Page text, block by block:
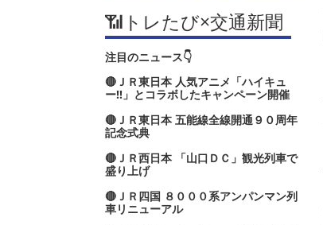
📶トレたび×交通新聞
注目のニュース👇
🔴ＪＲ東日本 人気アニメ「ハイキュ
ー‼」とコラボしたキャンペーン開催
🔴ＪＲ東日本 五能線全線開通９０周年
記念式典
🔴ＪＲ西日本 「山口ＤＣ」観光列車で
盛り上げ
🔴ＪＲ四国 ８０００系アンパンマン列
車リニューアル